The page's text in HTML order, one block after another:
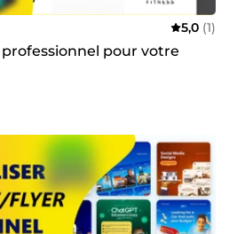
5,0 (1)
pour votre